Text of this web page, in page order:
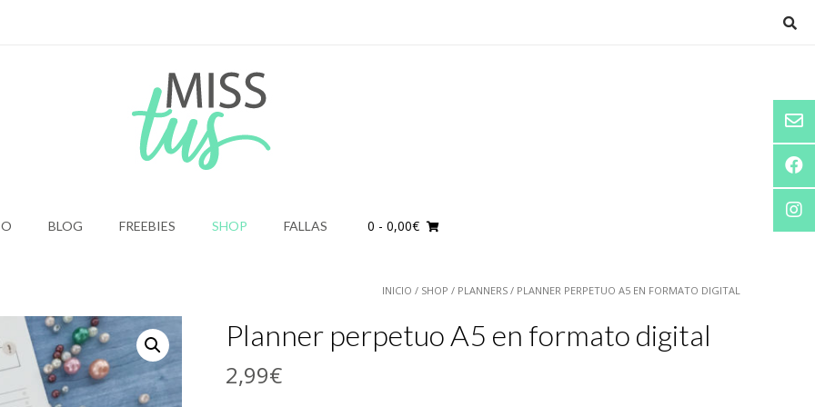
BLOG FREEBIES SHOP FALLAS 0 - 0,00€
INICIO / SHOP / PLANNERS / PLANNER PERPETUO A5 EN FORMATO DIGITAL
Planner perpetuo A5 en formato digital
2,99€